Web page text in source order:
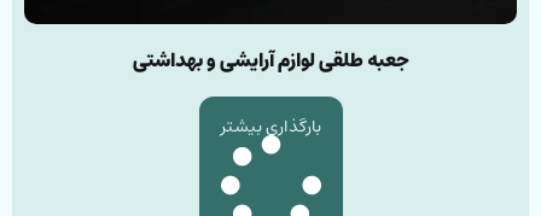
جعبه طلقی لوازم آرایشی و بهداشتی
بارگذاری بیشتر